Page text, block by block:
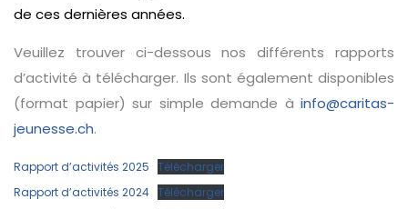
de ces dernières années.
Veuillez trouver ci-dessous nos différents rapports
d’activité à télécharger. Ils sont également disponibles
(format papier) sur simple demande à info@caritas-
jeunesse.ch.
Rapport d’activités 2025 Télécharger
Rapport d’activités 2024 Télécharger